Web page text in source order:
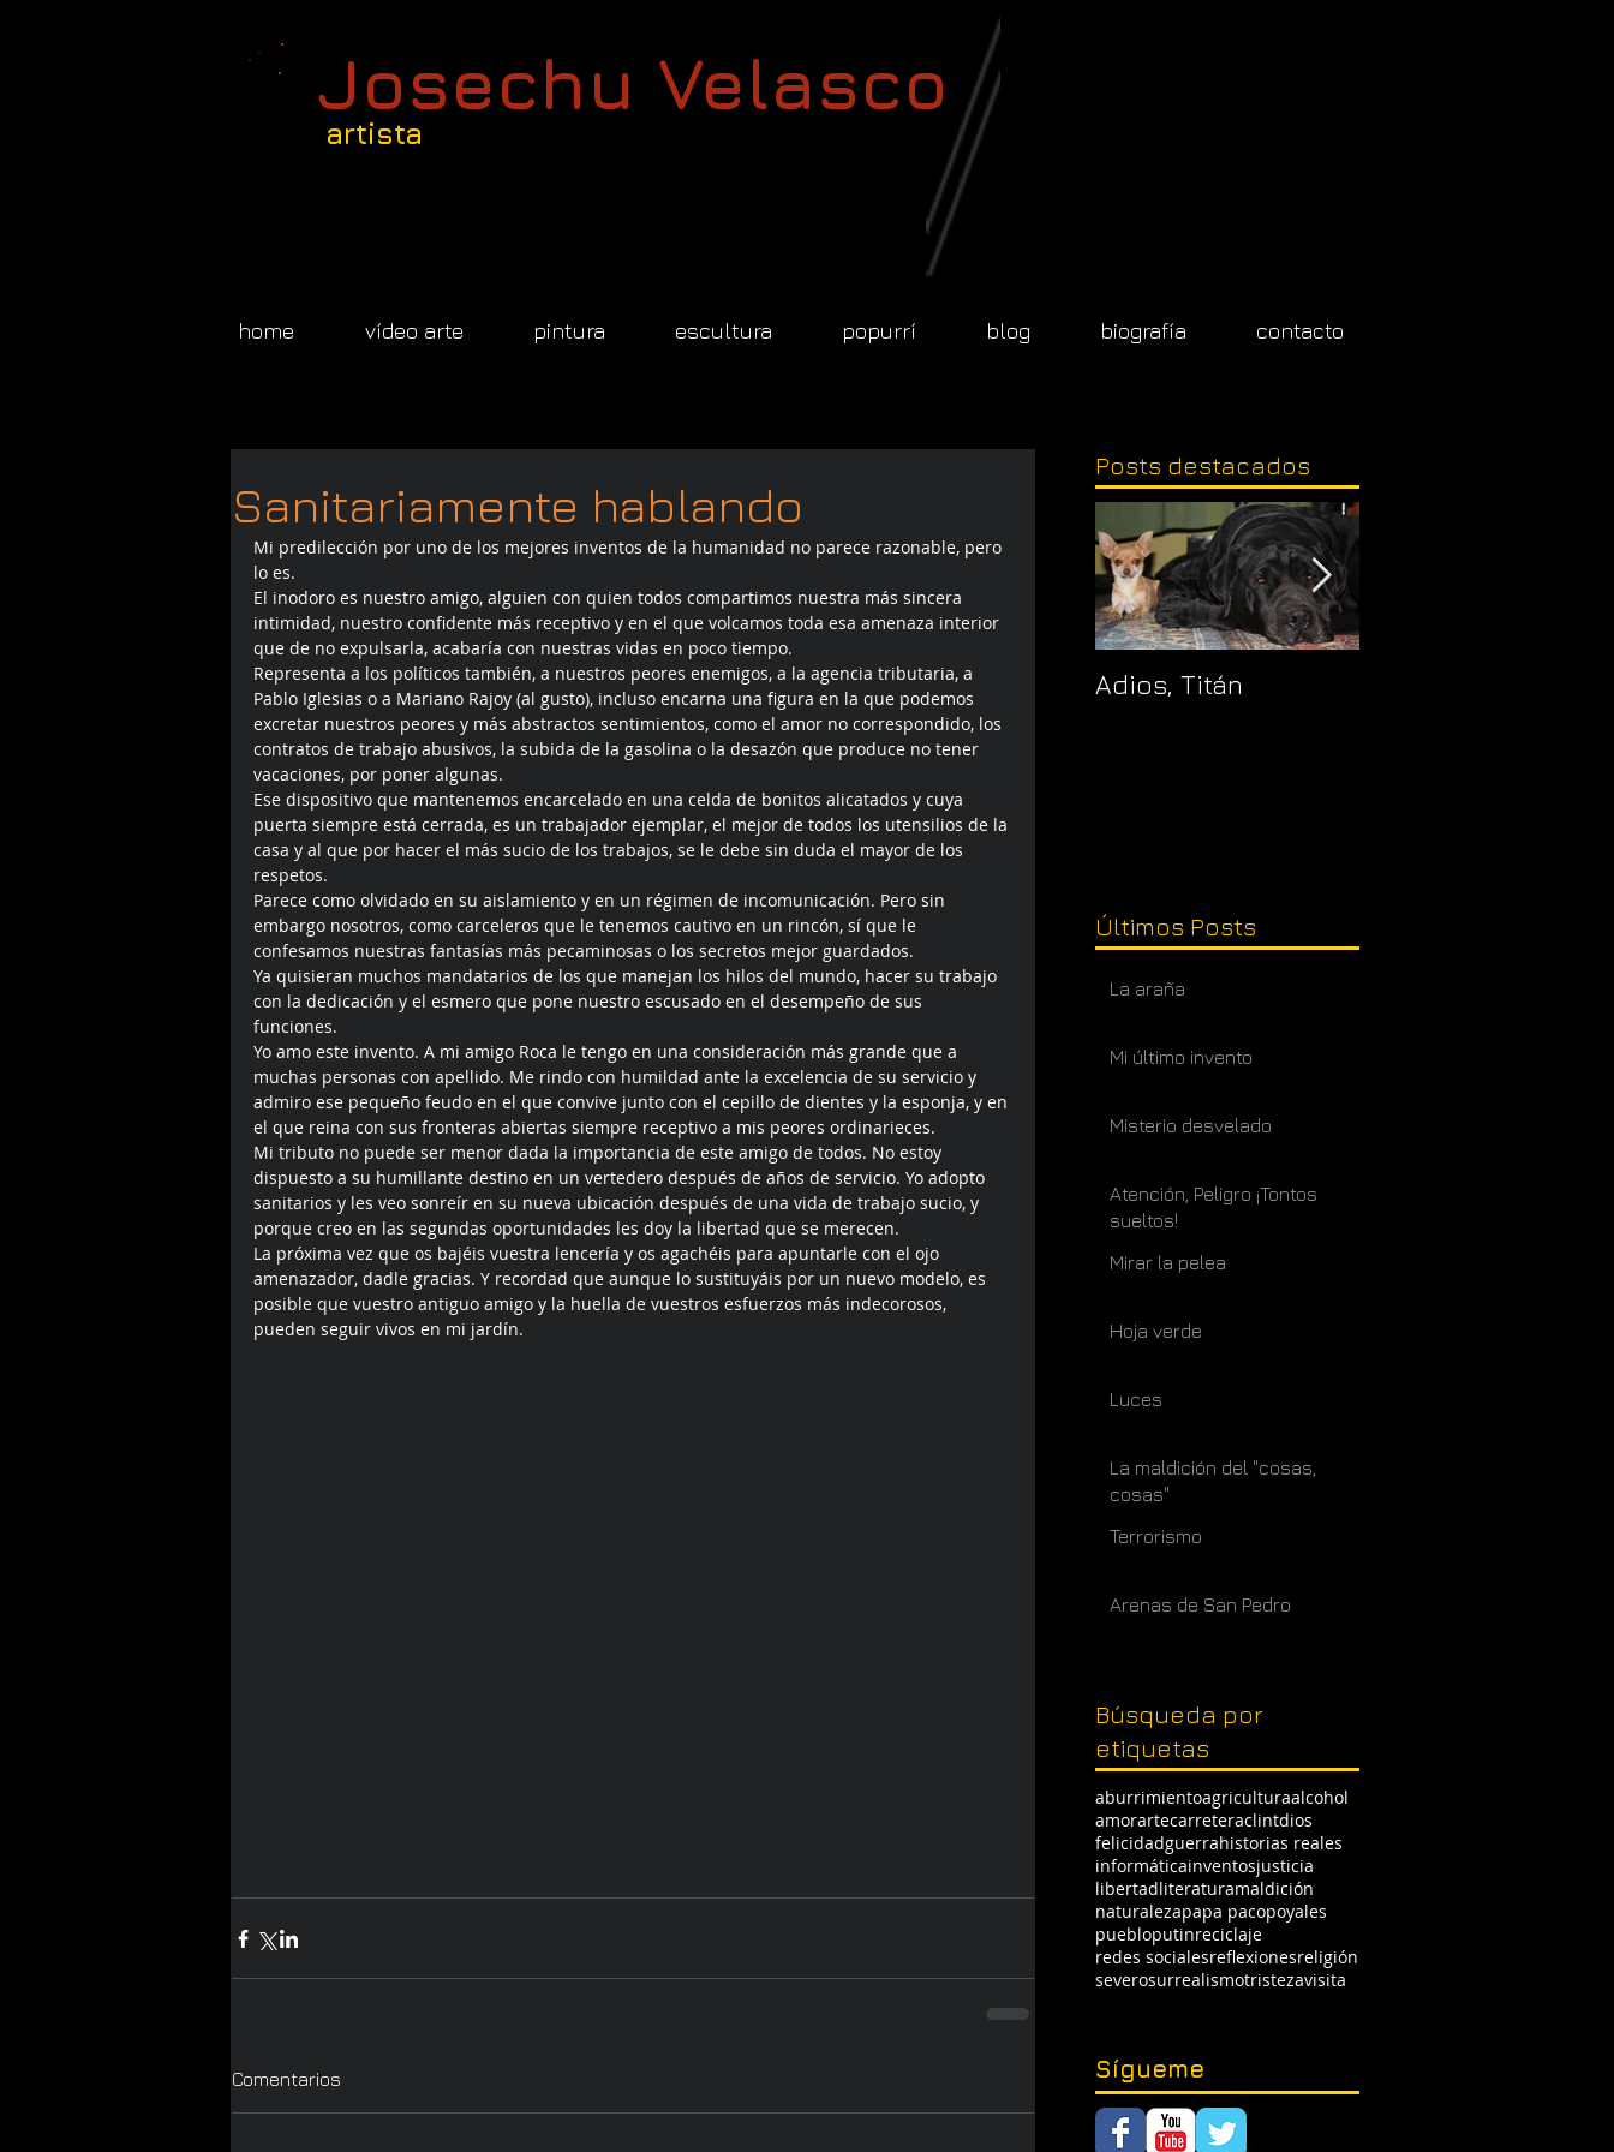
Josechu Velasco
artista
home vídeo arte pintura escultura popurrí blog biografía contacto
Sanitariamente hablando
Mi predilección por uno de los mejores inventos de la humanidad no parece razonable, pero
lo es.
El inodoro es nuestro amigo, alguien con quien todos compartimos nuestra más sincera
intimidad, nuestro confidente más receptivo y en el que volcamos toda esa amenaza interior
que de no expulsarla, acabaría con nuestras vidas en poco tiempo.
Representa a los políticos también, a nuestros peores enemigos, a la agencia tributaria, a
Pablo Iglesias o a Mariano Rajoy (al gusto), incluso encarna una figura en la que podemos
excretar nuestros peores y más abstractos sentimientos, como el amor no correspondido, los
contratos de trabajo abusivos, la subida de la gasolina o la desazón que produce no tener
vacaciones, por poner algunas.
Ese dispositivo que mantenemos encarcelado en una celda de bonitos alicatados y cuya
puerta siempre está cerrada, es un trabajador ejemplar, el mejor de todos los utensilios de la
casa y al que por hacer el más sucio de los trabajos, se le debe sin duda el mayor de los
respetos.
Parece como olvidado en su aislamiento y en un régimen de incomunicación. Pero sin
embargo nosotros, como carceleros que le tenemos cautivo en un rincón, sí que le
confesamos nuestras fantasías más pecaminosas o los secretos mejor guardados.
Ya quisieran muchos mandatarios de los que manejan los hilos del mundo, hacer su trabajo
con la dedicación y el esmero que pone nuestro escusado en el desempeño de sus
funciones.
Yo amo este invento. A mi amigo Roca le tengo en una consideración más grande que a
muchas personas con apellido. Me rindo con humildad ante la excelencia de su servicio y
admiro ese pequeño feudo en el que convive junto con el cepillo de dientes y la esponja, y en
el que reina con sus fronteras abiertas siempre receptivo a mis peores ordinarieces.
Mi tributo no puede ser menor dada la importancia de este amigo de todos. No estoy
dispuesto a su humillante destino en un vertedero después de años de servicio. Yo adopto
sanitarios y les veo sonreír en su nueva ubicación después de una vida de trabajo sucio, y
porque creo en las segundas oportunidades les doy la libertad que se merecen.
La próxima vez que os bajéis vuestra lencería y os agachéis para apuntarle con el ojo
amenazador, dadle gracias. Y recordad que aunque lo sustituyáis por un nuevo modelo, es
posible que vuestro antiguo amigo y la huella de vuestros esfuerzos más indecorosos,
pueden seguir vivos en mi jardín.
Comentarios
Posts destacados
Adios, Titán
Últimos Posts
La araña
Mi último invento
Misterio desvelado
Atención, Peligro ¡Tontos
sueltos!
Mirar la pelea
Hoja verde
Luces
La maldición del "cosas,
cosas"
Terrorismo
Arenas de San Pedro
Búsqueda por
etiquetas
aburrimientoagriculturaalcohol
amorartecarreteraclintdios
felicidadguerrahistorias reales
informáticainventosjusticia
libertadliteraturamaldición
naturalezapapa pacopoyales
puebloputinreciclaje
redes socialesreflexionesreligión
severosurrealismotristezavisita
Sígueme